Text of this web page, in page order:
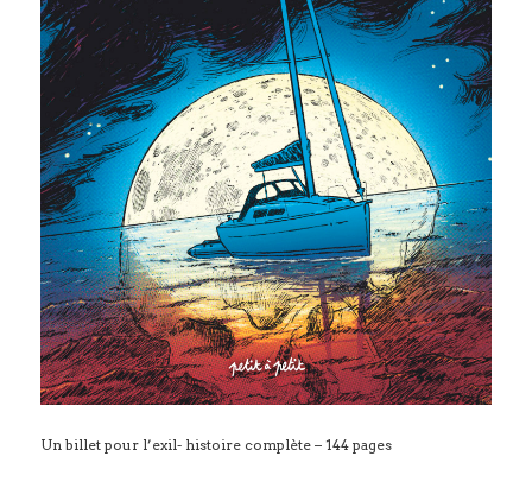
Un billet pour l’exil- histoire complète – 144 pages